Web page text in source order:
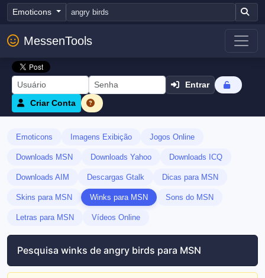
Emoticons
MessenTools
Entrar
Criar Conta
Emoticons Imagens Exibição Jogos Online
Downloads MSN Downloads Yahoo Downloads ICQ
Downloads AIM Descargas Gtalk Dicas para MSN
Skins para MSN Winks para MSN Sons do MSN
Letras para MSN Vídeos Online
Pesquisa winks de angry birds para MSN